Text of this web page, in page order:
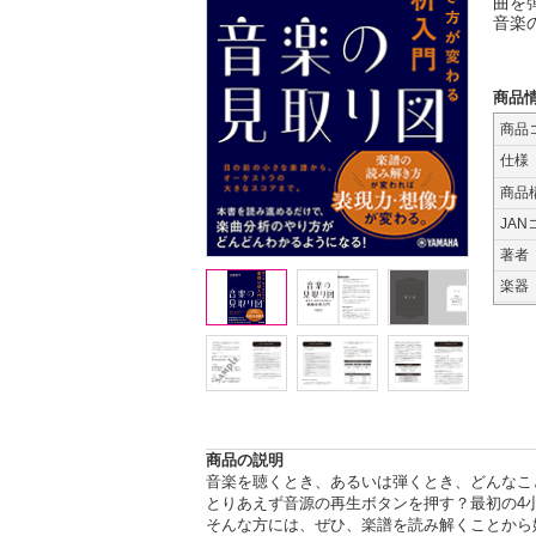
音楽
商品
商品
仕様
商品
JAN
著者
楽器
商品の説明
音楽を聴くとき、あるいは弾くとき、どんな
とりあえず音源の再生ボタンを押す？最初の4
そんな方には、ぜひ、楽譜を読み解くことか